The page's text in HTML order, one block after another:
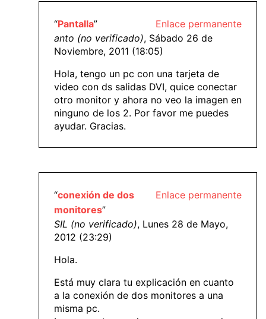
Enlace permanente
“Pantalla”
anto (no verificado), Sábado 26 de
Noviembre, 2011 (18:05)
Hola, tengo un pc con una tarjeta de
video con ds salidas DVI, quice conectar
otro monitor y ahora no veo la imagen en
ninguno de los 2. Por favor me puedes
ayudar. Gracias.
Enlace permanente
“conexión de dos
monitores”
SIL (no verificado), Lunes 28 de Mayo,
2012 (23:29)
Hola.
Está muy clara tu explicación en cuanto
a la conexión de dos monitores a una
misma pc.